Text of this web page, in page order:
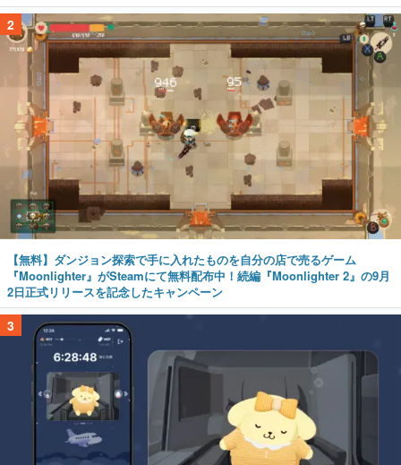
2
【無料】ダンジョン探索で手に入れたものを自分の店で売るゲーム
『Moonlighter』がSteamにて無料配布中！続編『Moonlighter 2』の9月
2日正式リリースを記念したキャンペーン
3